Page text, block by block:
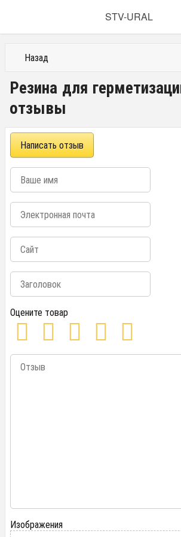
STV-URAL
Назад
Резина для
отзывы
Написать отзыв
Оцените товар
Изображения